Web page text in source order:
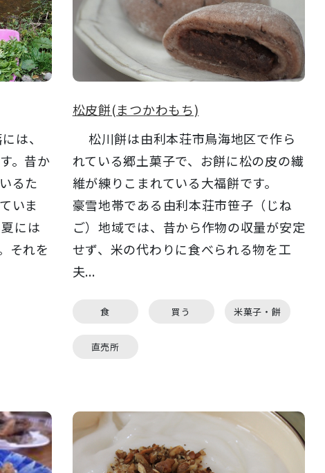
は、
。昔か
るた
いま
には
それを
松皮餅(まつかわもち)
松川餅は由利本荘市鳥海地区で作ら
れている郷土菓子で、お餅に松の皮の繊
維が練りこまれている大福餅です。
豪雪地帯である由利本荘市笹子（じね
ご）地域では、昔から作物の収量が安定
せず、米の代わりに食べられる物を工
夫...
食 買う 米菓子・餅
直売所